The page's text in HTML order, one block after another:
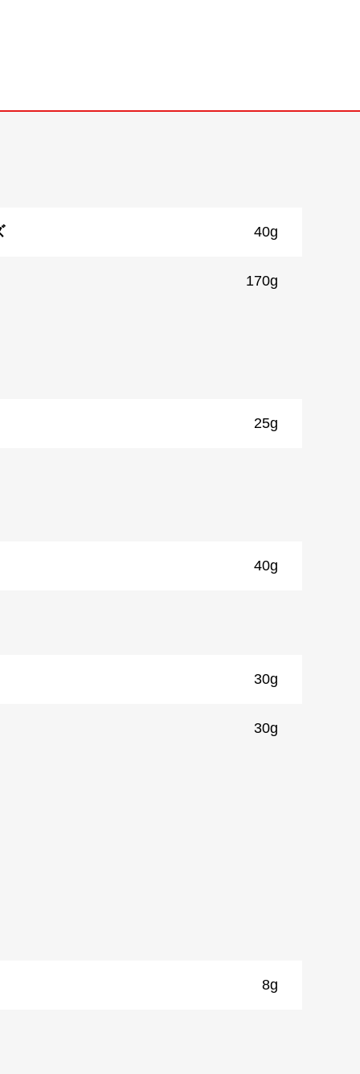
40g
170g
25g
40g
30g
30g
8g